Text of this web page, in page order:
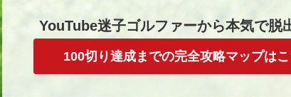
YouTube迷子ゴルファーから本気で脱
100切り達成までの完全攻略マップは